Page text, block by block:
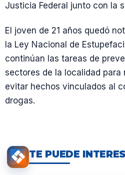
Justicia Federal junto con la
El joven de 21 años quedó
la Ley Nacional de
continúan las tareas de
sectores de la localidad para
evitar hechos vinculados al
drogas.
TE PUEDE